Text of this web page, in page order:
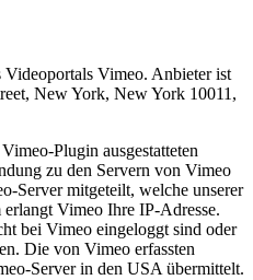
Videoportals Vimeo. Anbieter ist
New York, New York 10011,
Plugin ausgestatteten
zu den Servern von Vimeo
Server mitgeteilt, welche unserer
erlangt Vimeo Ihre IP-Adresse.
bei Vimeo eingeloggt sind oder
Die von Vimeo erfassten
Server in den USA übermittelt.